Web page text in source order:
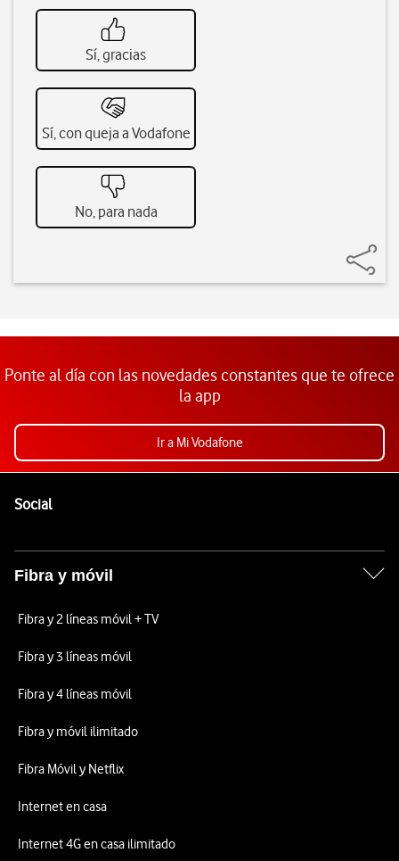
Sí, gracias
Sí, con queja a Vodafone
No, para nada
Ponte al día con las novedades constantes que te ofrece
la app
Ir a Mi Vodafone
SocialEnlaces a las redes sociales de Vodafone
Fibra y móvil
Fibra y 2 líneas móvil + TV
Fibra y 3 líneas móvil
Fibra y 4 líneas móvil
Fibra y móvil ilimitado
Fibra Móvil y Netflix
Internet en casa
Internet 4G en casa ilimitado